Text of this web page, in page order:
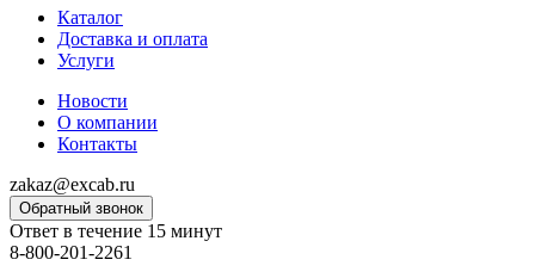
Каталог
Доставка и оплата
Услуги
Новости
О компании
Контакты
zakaz@excab.ru
Обратный звонок
Ответ в течение 15 минут
8-800-201-2261